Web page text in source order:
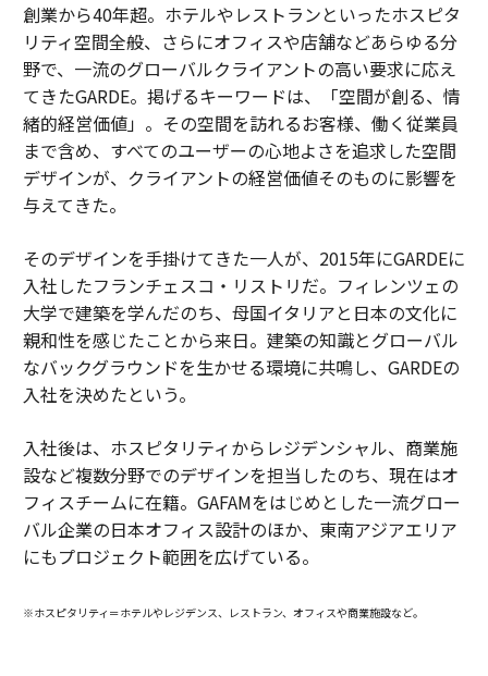
創業から40年超。ホテルやレストランといったホスピタ
リティ空間全般、さらにオフィスや店舗などあらゆる分
野で、一流のグローバルクライアントの高い要求に応え
てきたGARDE。掲げるキーワードは、「空間が創る、情
緒的経営価値」。その空間を訪れるお客様、働く従業員
まで含め、すべてのユーザーの心地よさを追求した空間
デザインが、クライアントの経営価値そのものに影響を
与えてきた。
そのデザインを手掛けてきた一人が、2015年にGARDEに
入社したフランチェスコ・リストリだ。フィレンツェの
大学で建築を学んだのち、母国イタリアと日本の文化に
親和性を感じたことから来日。建築の知識とグローバル
なバックグラウンドを生かせる環境に共鳴し、GARDEの
入社を決めたという。
入社後は、ホスピタリティからレジデンシャル、商業施
設など複数分野でのデザインを担当したのち、現在はオ
フィスチームに在籍。GAFAMをはじめとした一流グロー
バル企業の日本オフィス設計のほか、東南アジアエリア
にもプロジェクト範囲を広げている。
※ホスピタリティ＝ホテルやレジデンス、レストラン、オフィスや商業施設など。